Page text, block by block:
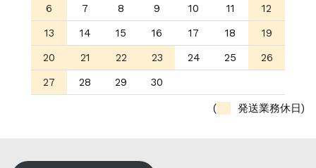
6
7 8 9 10 11
12
13
14 15 16 17 18
19
20
21 22 23 24 25
26
27
28 29 30
( 発送業務休日)